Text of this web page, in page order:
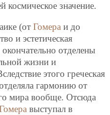
значение.
(от Гомера и до
и эстетическая
отделены
жизни и
этого греческая
гармонию от
мира вообще. Отсюда
выступал в